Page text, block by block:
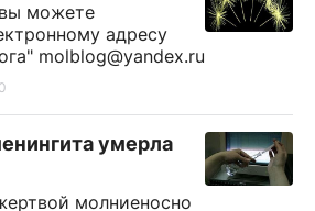
можете
адресу
molblog@yandex.ru
умерла
молниеносно